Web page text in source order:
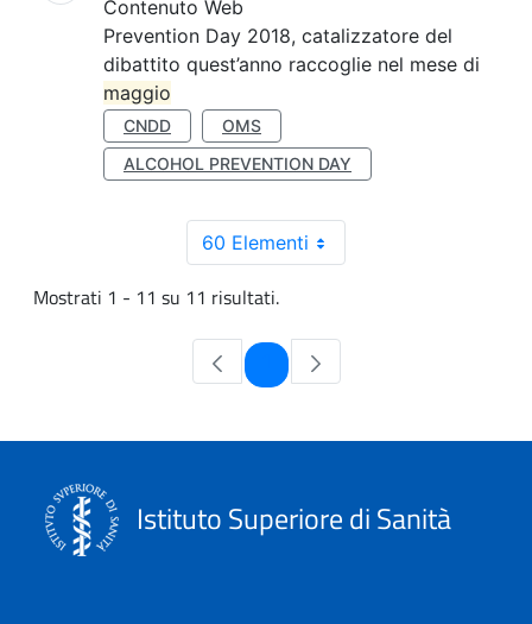
Contenuto Web
Prevention Day 2018, catalizzatore del
dibattito quest’anno raccoglie nel mese di
maggio
CNDD
OMS
ALCOHOL PREVENTION DAY
60 Elementi
Mostrati 1 - 11 su 11 risultati.
Pagina
Istituto Superiore di Sanità